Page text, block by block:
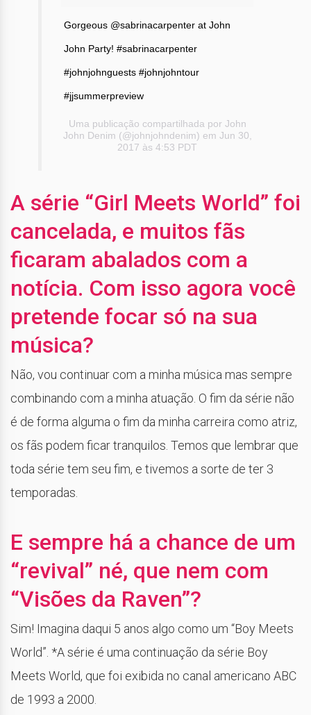
Gorgeous @sabrinacarpenter at John
John Party! #sabrinacarpenter
#johnjohnguests #johnjohntour
#jjsummerpreview
Uma publicação compartilhada por John
John Denim (@johnjohndenim) em Jun 30,
2017 às 4:53 PDT
A série “Girl Meets World” foi
cancelada, e muitos fãs
ficaram abalados com a
notícia. Com isso agora você
pretende focar só na sua
música?
Não, vou continuar com a minha música mas sempre
combinando com a minha atuação. O fim da série não
é de forma alguma o fim da minha carreira como atriz,
os fãs podem ficar tranquilos. Temos que lembrar que
toda série tem seu fim, e tivemos a sorte de ter 3
temporadas.
E sempre há a chance de um
“revival” né, que nem com
“Visões da Raven”?
Sim! Imagina daqui 5 anos algo como um “Boy Meets
World”. *A série é uma continuação da série Boy
Meets World, que foi exibida no canal americano ABC
de 1993 a 2000.